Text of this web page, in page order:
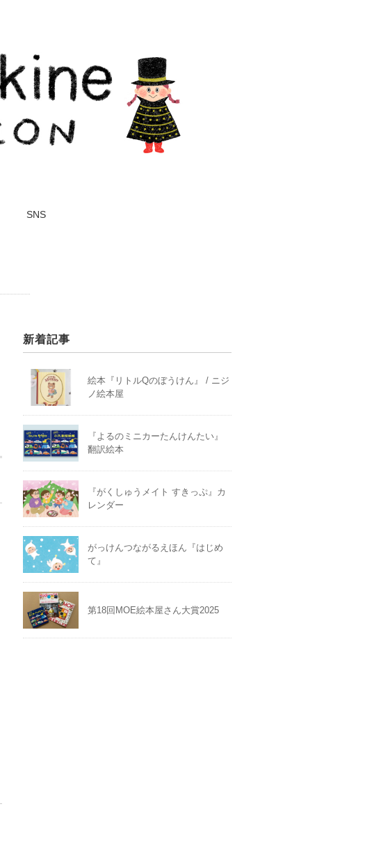
SNS
新着記事
絵本『リトルQのぼうけん』 / ニジ
ノ絵本屋
『よるのミニカーたんけんたい』
翻訳絵本
『がくしゅうメイト すきっぷ』カ
レンダー
がっけんつながるえほん『はじめ
て』
第18回MOE絵本屋さん大賞2025